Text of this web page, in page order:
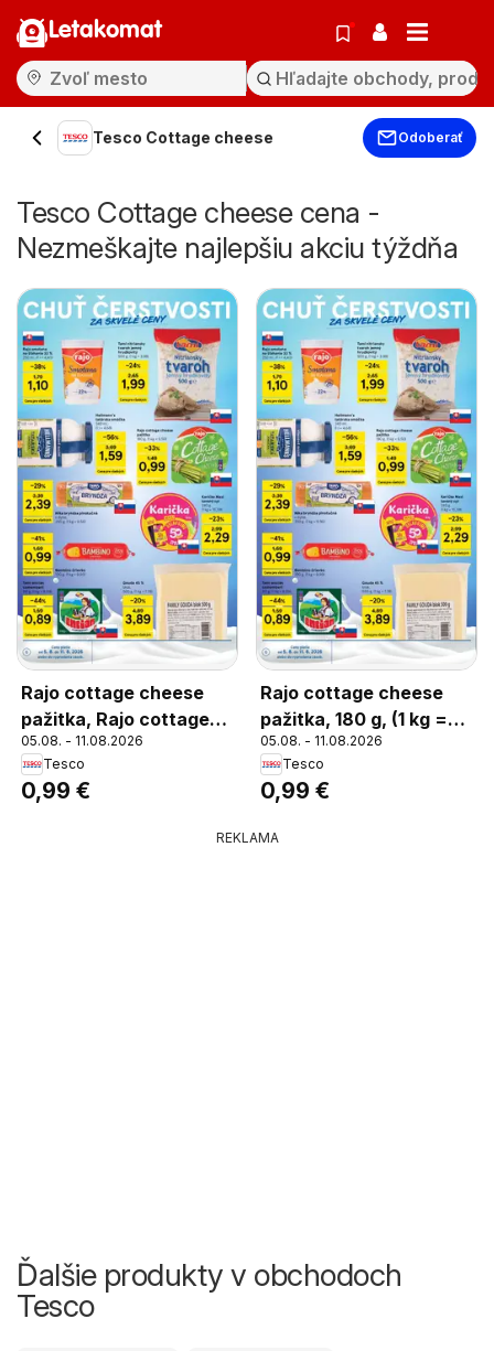
Letakomat
Tesco Cottage cheese Odoberať
Tesco Cottage cheese cena -
Nezmeškajte najlepšiu akciu týždňa
Rajo cottage cheese
pažitka, Rajo cottage
cheese pažitka, 180 g
05.08. - 11.08.2026
Tesco
0,99 €
Rajo cottage cheese
pažitka, 180 g, (1 kg =
5,50)
05.08. - 11.08.2026
Tesco
0,99 €
REKLAMA
Ďalšie produkty v obchodoch
Tesco